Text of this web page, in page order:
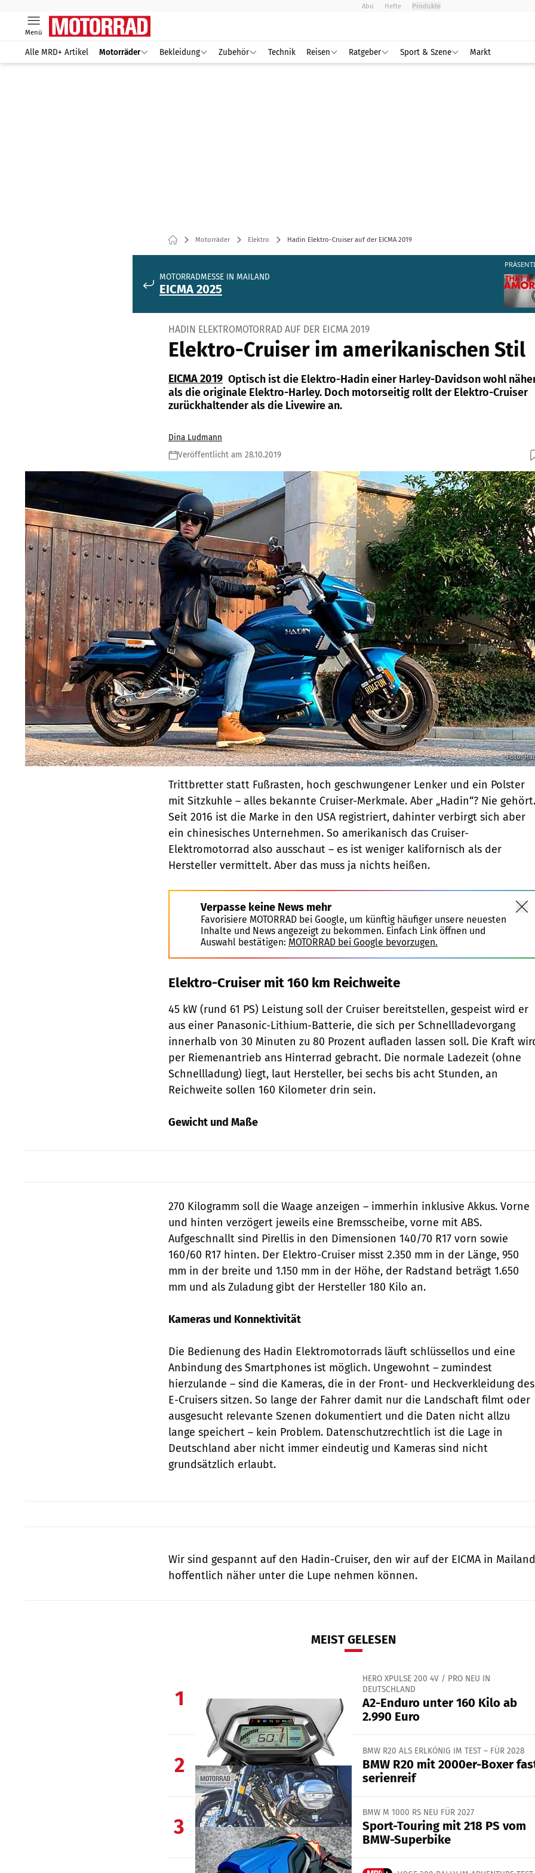
Abo Hefte Produkte
Menü
Alle MRD+ Artikel Motorräder Bekleidung Zubehör Technik Reisen Ratgeber Sport & Szene Markt
Motorräder Elektro Hadin Elektro-Cruiser auf der EICMA 2019
MOTORRADMESSE IN MAILAND
EICMA 2025
HADIN ELEKTROMOTORRAD AUF DER EICMA 2019
Elektro-Cruiser im amerikanischen Stil
EICMA 2019 Optisch ist die Elektro-Hadin einer Harley-Davidson wohl
als die originale Elektro-Harley. Doch motorseitig rollt der Elektro-Cruiser
zurückhaltender als die Livewire an.
Dina Ludmann
Veröffentlicht am 28.10.2019
Foto:
Trittbretter statt Fußrasten, hoch geschwungener Lenker und ein Polster
mit Sitzkuhle – alles bekannte Cruiser-Merkmale. Aber „Hadin“? Nie gehört.
Seit 2016 ist die Marke in den USA registriert, dahinter verbirgt sich aber
ein chinesisches Unternehmen. So amerikanisch das Cruiser-
Elektromotorrad also ausschaut – es ist weniger kalifornisch als der
Hersteller vermittelt. Aber das muss ja nichts heißen.
Verpasse keine News mehr
Favorisiere MOTORRAD bei Google, um künftig häufiger unsere neuesten
Inhalte und News angezeigt zu bekommen. Einfach Link öffnen und
Auswahl bestätigen: MOTORRAD bei Google bevorzugen.
Elektro-Cruiser mit 160 km Reichweite
45 kW (rund 61 PS) Leistung soll der Cruiser bereitstellen, gespeist wird er
aus einer Panasonic-Lithium-Batterie, die sich per Schnellladevorgang
innerhalb von 30 Minuten zu 80 Prozent aufladen lassen soll. Die Kraft
per Riemenantrieb ans Hinterrad gebracht. Die normale Ladezeit (ohne
Schnellladung) liegt, laut Hersteller, bei sechs bis acht Stunden, an
Reichweite sollen 160 Kilometer drin sein.
Gewicht und Maße
270 Kilogramm soll die Waage anzeigen – immerhin inklusive Akkus. Vorne
und hinten verzögert jeweils eine Bremsscheibe, vorne mit ABS.
Aufgeschnallt sind Pirellis in den Dimensionen 140/70 R17 vorn sowie
160/60 R17 hinten. Der Elektro-Cruiser misst 2.350 mm in der Länge, 950
mm in der breite und 1.150 mm in der Höhe, der Radstand beträgt 1.650
mm und als Zuladung gibt der Hersteller 180 Kilo an.
Kameras und Konnektivität
Die Bedienung des Hadin Elektromotorrads läuft schlüssellos und eine
Anbindung des Smartphones ist möglich. Ungewohnt – zumindest
hierzulande – sind die Kameras, die in der Front- und Heckverkleidung des
E-Cruisers sitzen. So lange der Fahrer damit nur die Landschaft filmt oder
ausgesucht relevante Szenen dokumentiert und die Daten nicht allzu
lange speichert – kein Problem. Datenschutzrechtlich ist die Lage in
Deutschland aber nicht immer eindeutig und Kameras sind nicht
grundsätzlich erlaubt.
Wir sind gespannt auf den Hadin-Cruiser, den wir auf der EICMA in Mailand
hoffentlich näher unter die Lupe nehmen können.
MEIST GELESEN
1
HERO XPULSE 200 4V / PRO NEU IN
DEUTSCHLAND
A2-Enduro unter 160 Kilo ab
2.990 Euro
2
BMW R20 ALS ERLKÖNIG IM TEST – FÜR 2028
BMW R20 mit 2000er-Boxer
serienreif
3
BMW M 1000 RS NEU FÜR 2027
Sport-Touring mit 218 PS vom
BMW-Superbike